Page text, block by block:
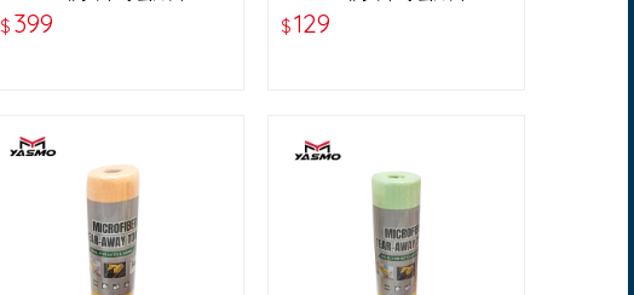
61X160CM-紫色
$ 399
31X60CM-紫色
$129